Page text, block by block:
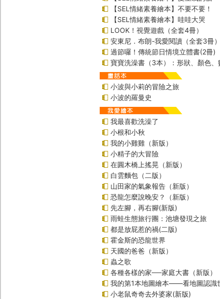
【SEL情緒素養繪本】不要不要！
【SEL情緒素養繪本】哇哇大哭
LOOK！視覺遊戲（全套4冊）
安東尼．布朗-我愛閱讀（全套3冊
過節囉！傳統節日情境立體書(2冊)
寶寶洗澡書（3本）：形狀、顏色、
小波與小莉的冒險之旅
小波的羅曼史
我最喜歡洗澡了
小根和小秋
我的小雞雞（新版）
小精子的大冒險
在圓木橋上搖晃（新版）
白雲麵包（二版）
山田家的氣象報告（新版）
恐龍怎麼說晚安？（新版）
先左腳，再右腳(新版)
雨蛙生態旅行團：池塘發現之旅
都是放屁惹的禍(二版)
霍金斯的恐龍世界
天國的爸爸（新版）
蟲之歌
各種各樣的家──家庭大書（新版）
我的第1本地圖繪本――看地圖認識
小老鼠奇奇去外婆家(新版)